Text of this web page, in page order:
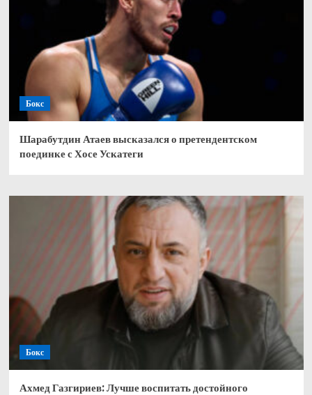
Бокс
Шарабутдин Атаев высказался о претендентском
поединке с Хосе Ускатеги
Бокс
Ахмед Газгириев: Лучше воспитать достойного